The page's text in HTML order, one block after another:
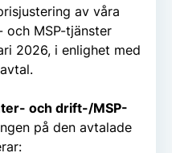
av våra
MSP-tjänster
2026, i enlighet med
och drift-/MSP-
på den avtalade